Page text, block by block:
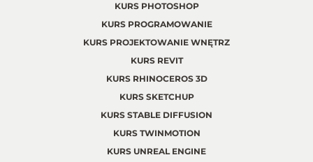
KURS PHOTOSHOP
KURS PROGRAMOWANIE
KURS PROJEKTOWANIE WNĘTRZ
KURS REVIT
KURS RHINOCEROS 3D
KURS SKETCHUP
KURS STABLE DIFFUSION
KURS TWINMOTION
KURS UNREAL ENGINE